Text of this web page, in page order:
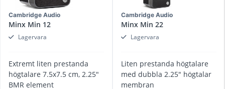
Cambridge Audio
Minx Min 12
Lagervara
Extremt liten prestanda
högtalare 7.5x7.5 cm, 2.25"
BMR element
Cambridge Audio
Minx Min 22
Lagervara
Liten prestanda högtalare
med dubbla 2.25" högtalar
membran